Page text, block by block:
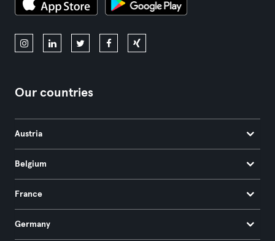
Our countries
Austria
Belgium
France
Germany